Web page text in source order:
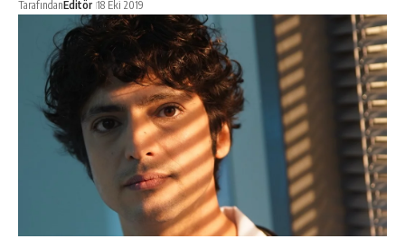
TarafındanEditör 18 Eki 2019